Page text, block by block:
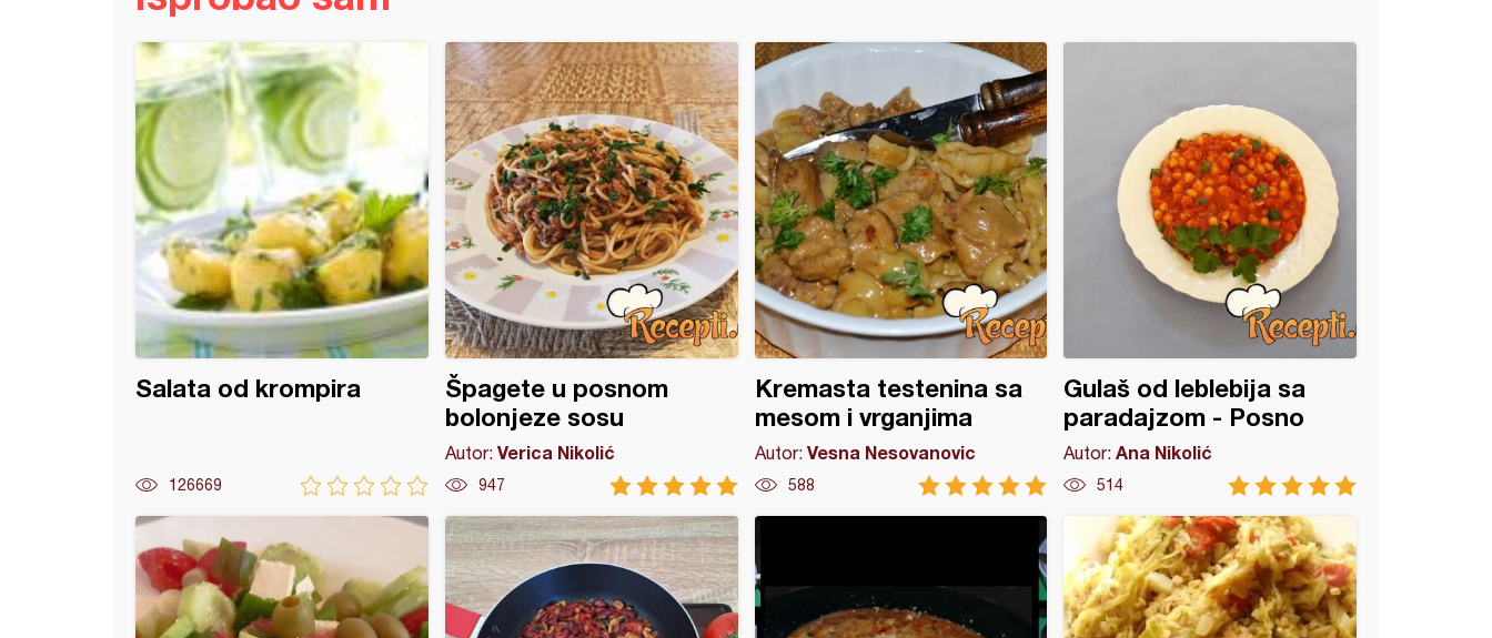
Salata od krompira
126669
Špagete u posnom
bolonjeze sosu
Autor: Verica Nikolić
947
Kremasta testenina sa
mesom i vrganjima
Autor: Vesna Nesovanovic
588
Gulaš od leblebija sa
paradajzom - Posno
Autor:Ana Nikolić
514
od leblebija sa paradajzom - Posno
(sladak kupus)